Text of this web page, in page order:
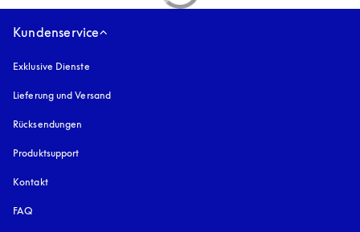
Kundenservice
Exklusive Dienste
Lieferung und Versand
Rücksendungen
Produktsupport
Kontakt
FAQ